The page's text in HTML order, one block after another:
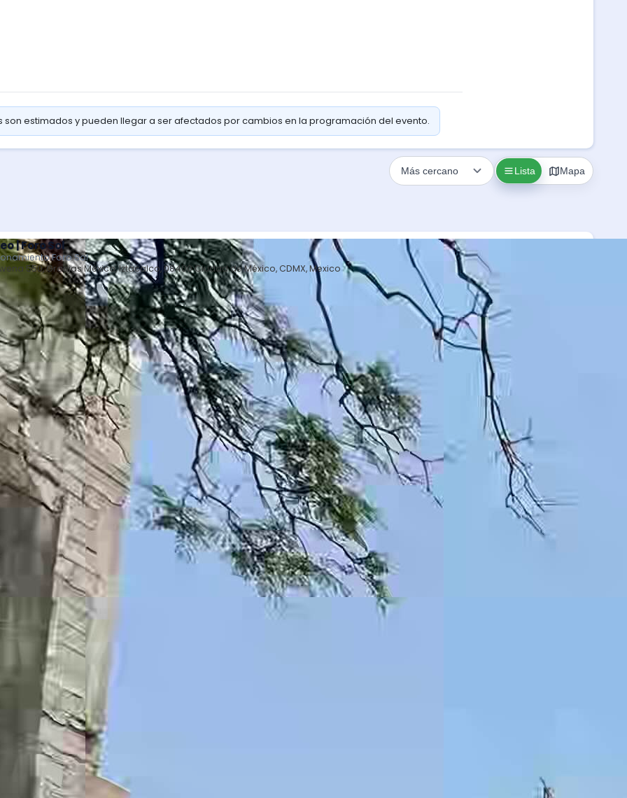
son estimados y pueden llegar a ser afectados por cambios en la programación del evento.
Lista Mapa
| Foro Sol
Foro Sol
550, Granjas México, Iztacalco, 08400 Ciudad de México, CDMX, Mexico